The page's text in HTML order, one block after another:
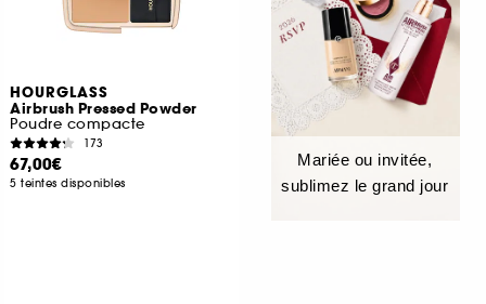
HOURGLASS
Airbrush Pressed Powder
Poudre compacte
173
67,00€
5 teintes disponibles
Mariée ou invitée,
sublimez le grand jour